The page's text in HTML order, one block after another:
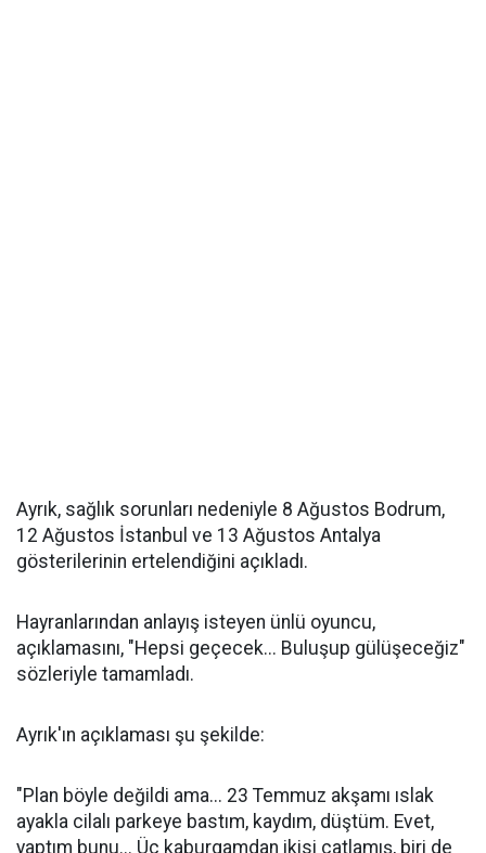
Ayrık, sağlık sorunları nedeniyle 8 Ağustos Bodrum,
12 Ağustos İstanbul ve 13 Ağustos Antalya
gösterilerinin ertelendiğini açıkladı.
Hayranlarından anlayış isteyen ünlü oyuncu,
açıklamasını, "Hepsi geçecek... Buluşup gülüşeceğiz"
sözleriyle tamamladı.
Ayrık'ın açıklaması şu şekilde:
"Plan böyle değildi ama... 23 Temmuz akşamı ıslak
ayakla cilalı parkeye bastım, kaydım, düştüm. Evet,
yaptım bunu... Üç kaburgamdan ikisi çatlamış, biri de